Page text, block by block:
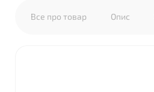
Все про товар Опис